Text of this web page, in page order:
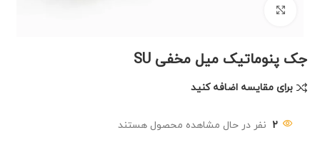
جک پنوماتیک میل مخفی SU
برای مقایسه اضافه کنید
2 نفر در حال مشاهده محصول هستند